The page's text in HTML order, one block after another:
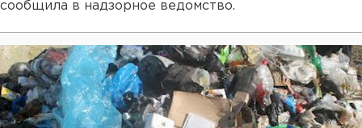
сообщила в надзорное ведомство.